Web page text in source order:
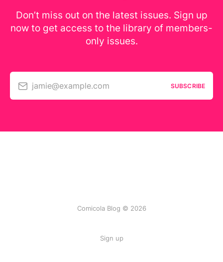
Don’t miss out on the latest issues. Sign up
now to get access to the library of members-
only issues.
jamie@example.com SUBSCRIBE
Comicola Blog © 2026
Sign up